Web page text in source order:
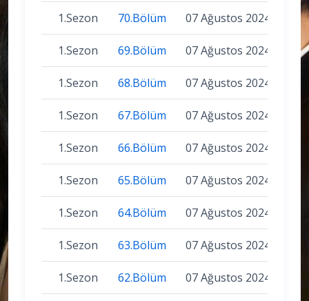
1.Sezon 70.Bölüm 07 Ağustos 2024
1.Sezon 69.Bölüm 07 Ağustos 2024
1.Sezon 68.Bölüm 07 Ağustos 2024
1.Sezon 67.Bölüm 07 Ağustos 2024
1.Sezon 66.Bölüm 07 Ağustos 2024
1.Sezon 65.Bölüm 07 Ağustos 2024
1.Sezon 64.Bölüm 07 Ağustos 2024
1.Sezon 63.Bölüm 07 Ağustos 2024
1.Sezon 62.Bölüm 07 Ağustos 2024